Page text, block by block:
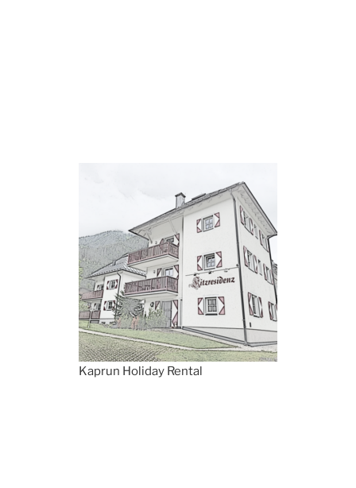
Kaprun Holiday Rental